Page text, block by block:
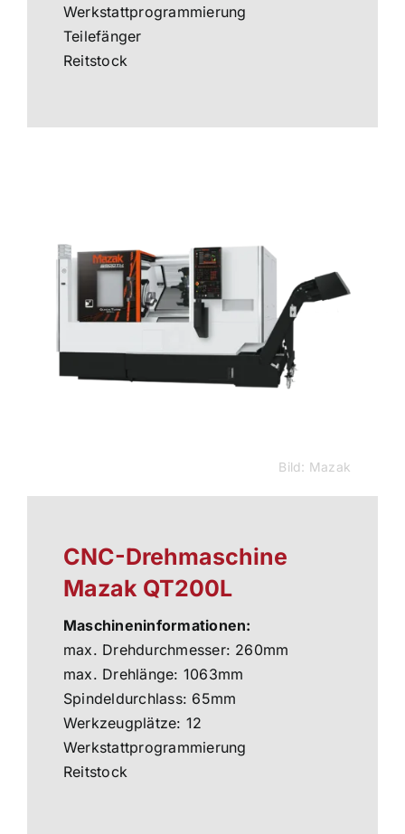
Werkstattprogrammierung
Teilefänger
Reitstock
CNC-Drehmaschine
Mazak QT200L
Maschineninformationen:
max. Drehdurchmesser: 260mm
max. Drehlänge: 1063mm
Spindeldurchlass: 65mm
Werkzeugplätze: 12
Werkstattprogrammierung
Reitstock
Bild: Mazak